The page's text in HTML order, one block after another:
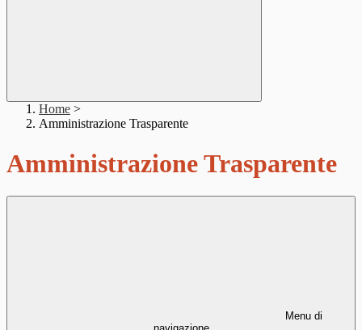
Home >
Amministrazione Trasparente
Amministrazione Trasparente
Menu di